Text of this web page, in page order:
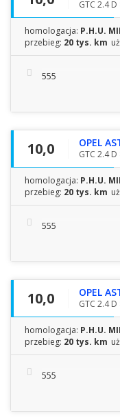
GTC 2.4
homologacja: P.H.U.
przebieg: 20 tys. km
555
10,0 OPEL
GTC 2.4
homologacja: P.H.U.
przebieg: 20 tys. km
555
10,0 OPEL
GTC 2.4
homologacja: P.H.U.
przebieg: 20 tys. km
555